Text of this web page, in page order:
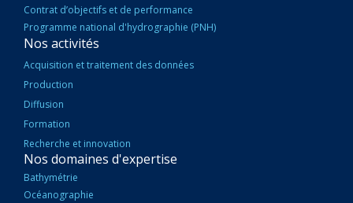
Contrat d’objectifs et de performance
Programme national d'hydrographie (PNH)
Nos activités
Acquisition et traitement des données
Production
Diffusion
Formation
Recherche et innovation
Nos domaines d'expertise
Bathymétrie
Océanographie